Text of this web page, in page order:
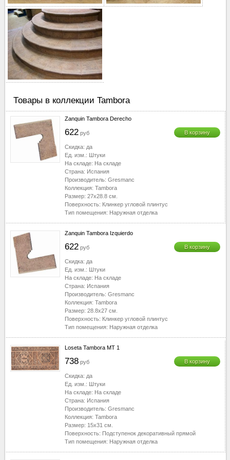
40-50
50-60
60-70
70-80
80-90
90-100
100-110
120-130
130-2510
Товары в коллекции Tambora
Zanquin Tambora Derecho
622 руб В корзину
Скидка: да
Ед. изм.: Штуки
На складе: На складе
Страна: Испания
Производитель: Gresmanc
Коллекция: Tambora
Размер: 27x28.8 см.
Поверхность: Клинкер угловой плинтус
Тип помещения: Наружная отделка
Zanquin Tambora Izquierdo
622 руб В корзину
Скидка: да
Ед. изм.: Штуки
На складе: На складе
Страна: Испания
Производитель: Gresmanc
Коллекция: Tambora
Размер: 28.8x27 см.
Поверхность: Клинкер угловой плинтус
Тип помещения: Наружная отделка
Loseta Tambora MT 1
738 руб В корзину
Скидка: да
Ед. изм.: Штуки
На складе: На складе
Страна: Испания
Производитель: Gresmanc
Коллекция: Tambora
Размер: 15x31 см.
Поверхность: Подступенок декоративный прямой
Тип помещения: Наружная отделка